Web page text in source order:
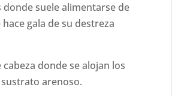
suele alimentarse de
gala de su destreza
donde se alojan los
arenoso.